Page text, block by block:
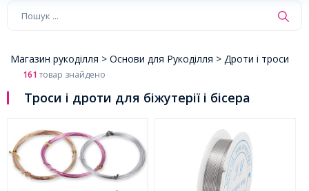
Магазин рукоділля > Основи для Рукоділля > Дроти і троси
161товар знайдено
Троси і дроти для біжутерії і бісера